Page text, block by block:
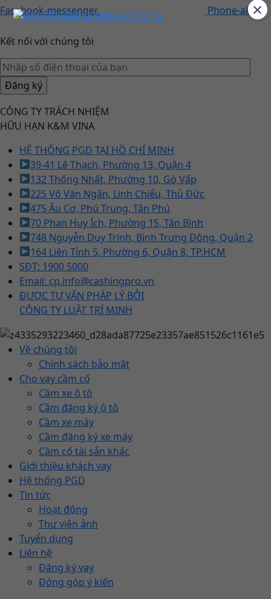
Facebook-messenger Phone-alt
Kết nối với chúng tôi
CÔNG TY TRÁCH NHIỆM
HỮU HẠN K&M VINA
HỆ THỐNG PGD TẠI HỒ CHÍ MINH
39-41 Lê Thạch, Phường 13, Quận 4
132 Thống Nhất, Phường 10, Gò Vấp
225 Võ Văn Ngân, Linh Chiểu, Thủ Đức
475 Âu Cơ, Phú Trung, Tân Phú
70 Phan Huy Ích, Phường 15, Tân Bình
748 Nguyễn Duy Trinh, Bình Trưng Đông, Quận 2
164 Liên Tỉnh 5, Phường 6, Quận 8, TP.HCM
SĐT: 1900 5000
Email: cp.info@cashingpro.vn
ĐƯỢC TƯ VẤN PHÁP LÝ BỞI
CÔNG TY LUẬT TRÍ MINH
Về chúng tôi
Chính sách bảo mật
Cho vay cầm cố
Cầm xe ô tô
Cầm đăng ký ô tô
Cầm xe máy
Cầm đăng ký xe máy
Cầm cố tài sản khác
Giới thiệu khách vay
Hệ thống PGD
Tin tức
Hoạt động
Thư viện ảnh
Tuyển dụng
Liên hệ
Đăng ký vay
Đóng góp ý kiến
×